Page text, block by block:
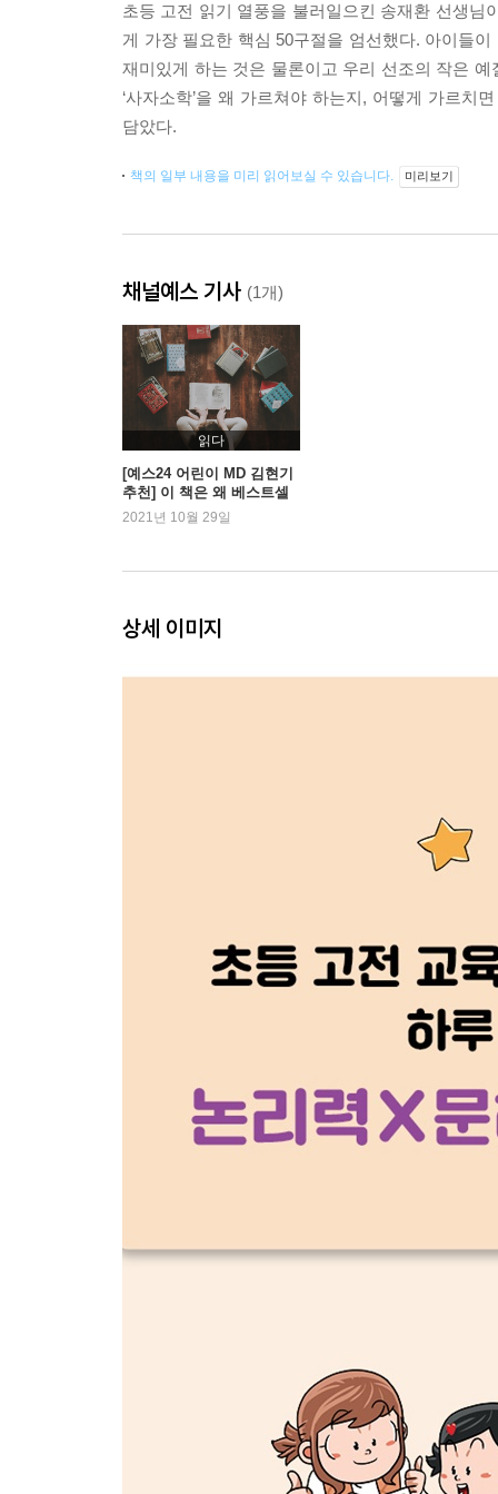
초등 고전 읽기 열풍을 불러일으킨 송재환 선생
게 가장 필요한 핵심 50구절을 엄선했다. 아이들
재미있게 하는 것은 물론이고 우리 선조의 작은
‘사자소학’을 왜 가르쳐야 하는지, 어떻게 가르
담았다.
책의 일부 내용을 미리 읽어보실 수 있습니다. 미리보기
채널예스 기사 (1개)
읽다
[예스24 어린이 MD 김현기
추천] 이 책은 왜 베스트셀
러인가?
2021년 10월 29일
상세 이미지